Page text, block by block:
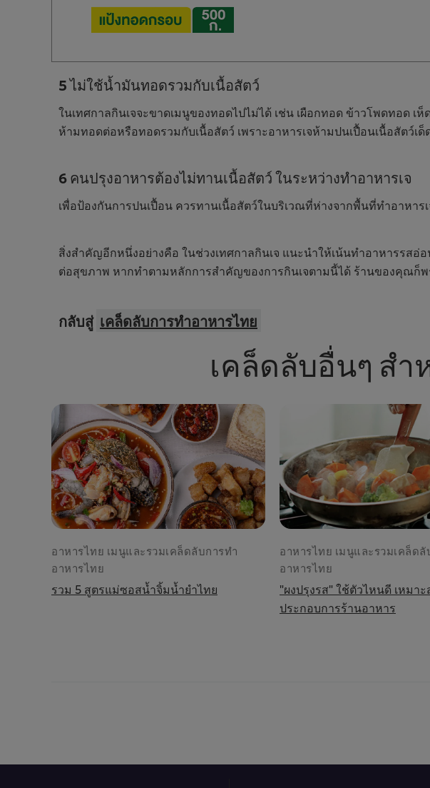
5 ไม่ใช้น้ำมันทอดรวมกับเนื้อสัตว์
ในเทศกาลกินเจจะขาดเมนูของทอดไปไม่ได้ เช่น เผือกทอด ข้าวโพดทอด
ห้ามทอดต่อหรือทอดรวมกับเนื้อสัตว์ เพราะอาหารเจห้ามปนเปื้อนเนื้อสัตว์เด็
6 คนปรุงอาหารต้องไม่ทานเนื้อสัตว์ ในระหว่างทำอาหารเจ
เพื่อป้องกันการปนเปื้อน ควรทานเนื้อสัตว์ในบริเวณที่ห่างจากพื้นที่ทำอาหาร
สิ่งสำคัญอีกหนึ่งอย่างคือ ในช่วงเทศกาลกินเจ แนะนำให้เน้นทำอาหารรสอ่
ต่อสุขภาพ หากทำตามหลักการสำคัญของการกินเจตามนี้ได้ ร้านของคุณก็พ
กลับสู่ เคล็ดลับการทำอาหารไทย
เคล็ดลับอื่นๆ สำ
อาหารไทย เมนูและรวมเคล็ดลับการทำ
อาหารไทย
รวม 5 สูตรแม่ซอสน้ำจิ้มน้ำยำไทย
อาหารไทย เมนูและรวมเคล็ดลั
อาหารไทย
"ผงปรุงรส" ใช้ตัวไหนดี เหมา
ประกอบการร้านอาหาร